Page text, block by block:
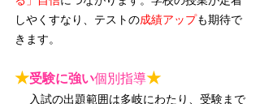
しやくすなり、テストの成績アップも期待で
きます。
★受験に強い個別指導★
入試の出題範囲は多岐にわたり、受験まで